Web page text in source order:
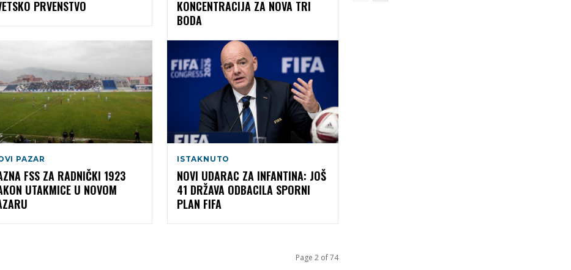
PRVENSTVO
KONCENTRACIJA ZA NOVA TRI
BODA
PAZAR
FSS ZA RADNIČKI 1923
UTAKMICE U NOVOM
ISTAKNUTO
NOVI UDARAC ZA INFANTINA: JOŠ
41 DRŽAVA ODBACILA SPORNI
PLAN FIFA
Page 2 of 74